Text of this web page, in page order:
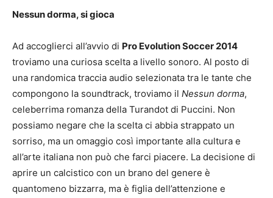
Nessun dorma, si gioca
Ad accoglierci all’avvio di Pro Evolution Soccer 2014
troviamo una curiosa scelta a livello sonoro. Al posto di
una randomica traccia audio selezionata tra le tante che
compongono la soundtrack, troviamo il Nessun dorma,
celeberrima romanza della Turandot di Puccini. Non
possiamo negare che la scelta ci abbia strappato un
sorriso, ma un omaggio così importante alla cultura e
all’arte italiana non può che farci piacere. La decisione di
aprire un calcistico con un brano del genere è
quantomeno bizzarra, ma è figlia dell’attenzione e